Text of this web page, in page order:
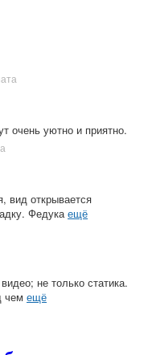
очень уютно и приятно.
вид открывается
Федукаещё
не только статика.
чем ещё